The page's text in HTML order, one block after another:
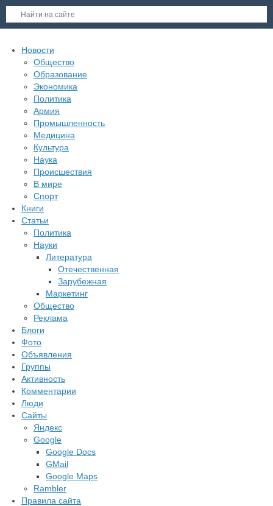
Новости
Общество
Образование
Экономика
Политика
Армия
Промышленность
Медицина
Культура
Наука
Происшествия
В мире
Спорт
Книги
Статьи
Политика
Науки
Литература
Отечественная
Зарубежная
Маркетинг
Общество
Реклама
Блоги
Фото
Объявления
Группы
Активность
Комментарии
Люди
Сайты
Яндекс
Google
Google Docs
GMail
Google Maps
Rambler
Правила сайта